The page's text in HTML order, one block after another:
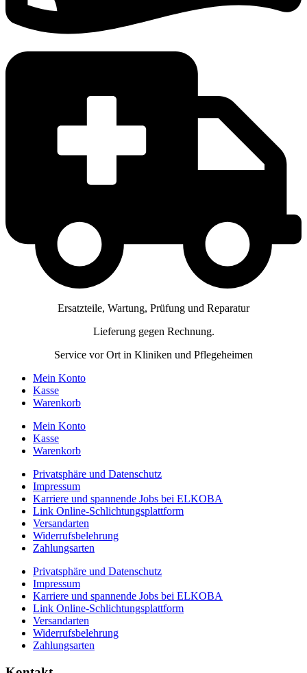
Ersatzteile, Wartung, Prüfung und Reparatur
Lieferung gegen Rechnung.
Service vor Ort in Kliniken und Pflegeheimen
Mein Konto
Kasse
Warenkorb
Mein Konto
Kasse
Warenkorb
Privatsphäre und Datenschutz
Impressum
Karriere und spannende Jobs bei ELKOBA
Link Online-Schlichtungsplattform
Versandarten
Widerrufsbelehrung
Zahlungsarten
Privatsphäre und Datenschutz
Impressum
Karriere und spannende Jobs bei ELKOBA
Link Online-Schlichtungsplattform
Versandarten
Widerrufsbelehrung
Zahlungsarten